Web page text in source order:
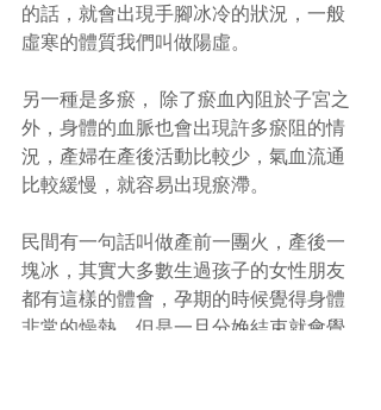
的話，就會出現手腳冰冷的狀況，一般
虛寒的體質我們叫做陽虛。
另一種是多瘀， 除了瘀血內阻於子宮之
外，身體的血脈也會出現許多瘀阻的情
況，產婦在產後活動比較少，氣血流通
比較緩慢，就容易出現瘀滯。
民間有一句話叫做產前一團火，產後一
塊冰，其實大多數生過孩子的女性朋友
都有這樣的體會，孕期的時候覺得身體
非常的燥熱，但是一旦分娩結束就會覺